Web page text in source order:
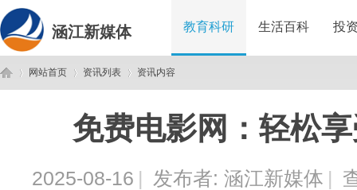
涵江新媒体 教育科研 生活百科 投
网站首页 资讯列表
›
资讯内容
免费电影网：轻松
2025-08-16 | 发布者: 涵江新媒体 |